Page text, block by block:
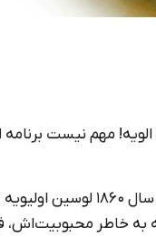
مهم نیست برنامه
داستان سالاد الویه از قلب روسیه شروع شده و حالا برای خیلی از کشورهای دنیا نام
به خاطر محبوبیت‌اش،